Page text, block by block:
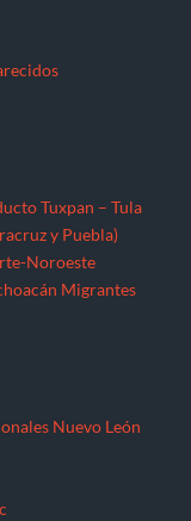
Tuxpan – Tula
y Puebla)
Noroeste
Migrantes
Nuevo León